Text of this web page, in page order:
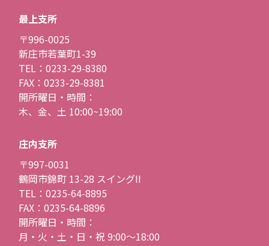
最上支所
〒996-0025
新庄市若葉町1-39
TEL：0233-29-8380
FAX：0233-29-8381
開所曜日・時間：
木、金、土 10:00~19:00
庄内支所
〒997-0031
鶴岡市錦町 13-28 スイングII
TEL：0235-64-8895
FAX：0235-64-8896
開所曜日・時間：
月・火・土・日・祝 9:00〜18:00